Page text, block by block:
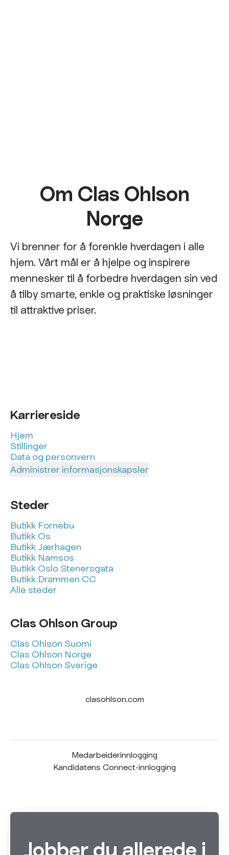
Om Clas Ohlson
Norge
Vi brenner for å forenkle hverdagen i alle
hjem. Vårt mål er å hjelpe og inspirere
mennesker til å forbedre hverdagen sin ved
å tilby smarte, enkle og praktiske løsninger
til attraktive priser.
Karriereside
Hjem
Stillinger
Data og personvern
Administrer informasjonskapsler
Steder
Butikk Fornebu
Butikk Os
Butikk Jærhagen
Butikk Namsos
Butikk Oslo Stenersgata
Butikk Drammen CC
Alle steder
Clas Ohlson Group
Clas Ohlson Suomi
Clas Ohlson Norge
Clas Ohlson Sverige
clasohlson.com
Medarbeiderinnlogging
Kandidatens Connect-innlogging
Jobber du allerede i